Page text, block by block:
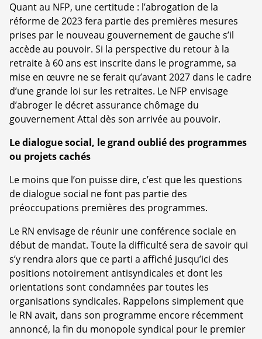
Quant au NFP, une certitude : l’abrogation de la
réforme de 2023 fera partie des premières mesures
prises par le nouveau gouvernement de gauche s’il
accède au pouvoir. Si la perspective du retour à la
retraite à 60 ans est inscrite dans le programme, sa
mise en œuvre ne se ferait qu’avant 2027 dans le cadre
d’une grande loi sur les retraites. Le NFP envisage
d’abroger le décret assurance chômage du
gouvernement Attal dès son arrivée au pouvoir.
Le dialogue social, le grand oublié des programmes
ou projets cachés
Le moins que l’on puisse dire, c’est que les questions
de dialogue social ne font pas partie des
préoccupations premières des programmes.
Le RN envisage de réunir une conférence sociale en
début de mandat. Toute la difficulté sera de savoir qui
s’y rendra alors que ce parti a affiché jusqu’ici des
positions notoirement antisyndicales et dont les
orientations sont condamnées par toutes les
organisations syndicales. Rappelons simplement que
le RN avait, dans son programme encore récemment
annoncé, la fin du monopole syndical pour le premier